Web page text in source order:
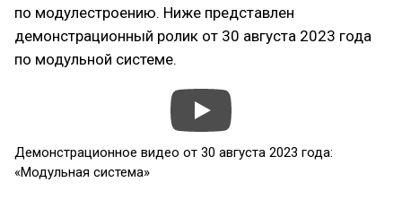
по модулестроению. Ниже представлен
демонстрационный ролик от 30 августа 2023 года
по модульной системе.
Демонстрационное видео от 30 августа 2023 года:
«Модульная система»